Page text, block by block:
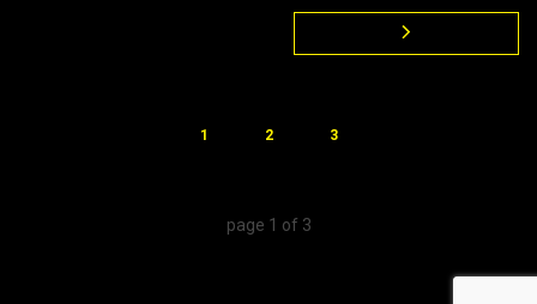
1 2 3
page 1 of 3